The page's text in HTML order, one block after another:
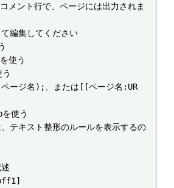
ント行で、ページには出力されま
編集してください
使う
ージ名);、または[[ページ名:UR
使う
テキスト整形のルールを表示するの